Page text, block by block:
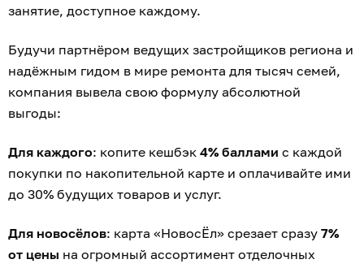
занятие, доступное каждому.
Будучи партнёром ведущих застройщиков региона и
надёжным гидом в мире ремонта для тысяч семей,
компания вывела свою формулу абсолютной
выгоды:
Для каждого: копите кешбэк 4% баллами с каждой
покупки по накопительной карте и оплачивайте ими
до 30% будущих товаров и услуг.
Для новосёлов: карта «НовосЁл» срезает сразу 7%
от цены на огромный ассортимент отделочных